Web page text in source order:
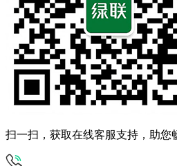
扫一扫，获取在线客服支持，助您